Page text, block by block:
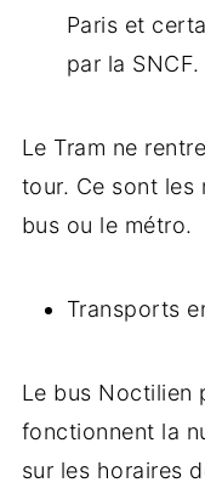
Paris et
par la SNCF.
Le Tram ne
tour. Ce sont les
bus ou le métro.
Transports
Le bus Noctilien
fonctionnent la
sur les horaires